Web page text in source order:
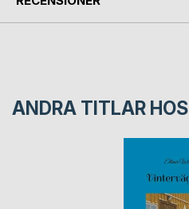
ANDRA TITLAR HOS